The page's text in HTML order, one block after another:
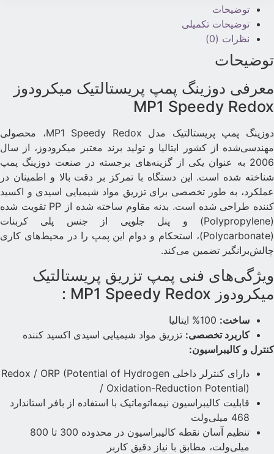
توضیحات
توضیحات تکمیلی
نظرات (0)
توضیحات
معرفی دوزینگ پمپ پریستالتیک میکرودوز
MP1 Speedy Redox
دوزینگ پمپ پریستالتیک مدل MP1 Speedy Redox، محصولی
مهندسی‌شده از کشور ایتالیا و تولید برند معتبر میکرودوز، از سال
2006 به عنوان یکی از گزینه‌های برجسته در صنعت دوزینگ پمپ
شناخته شده است. این دستگاه با تمرکز بر دقت بالا و اطمینان در
عملکرد، به طور تخصصی برای تزریق مواد شیمیایی اسیدی و اکسید
کننده طراحی شده است. بدنه مقاوم ساخته شده از PP تقویت شده
(Polypropylene) و پنل جلویی از جنس پلی کربنات
(Polycarbonate)، استحکام و دوام این پمپ را در محیط‌های کاری
چالش‌برانگیز تضمین می‌کند.
ویژگی‌های فنی پمپ تزریق پریستالتیک
میکرودوز MP1 Speedy Redox :
ساخت:
کاربرد تخصصی: تزریق مواد شیمیایی اسیدی اکسید کننده
کنترل و کالیبراسیون:
دارای کنترلر داخلی Redox / ORP (Potential of Hydrogen
/ Oxidation-Reduction Potential)
قابلیت کالیبراسیون نیمه‌اتوماتیک با استفاده از بافر استاندارد
468 میلی‌ولت
تنظیم آسان نقطه کالیبراسیون در محدوده 300 تا 800
میلی‌ولت، مطابق با نیاز دقیق کاربر